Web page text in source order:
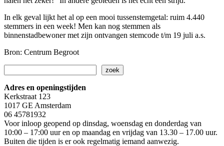
In elk geval lijkt het al op een mooi tussenstemgetal: ruim 4.440
stemmers in een week! Men kan nog stemmen als
binnenstadbewoner met zijn ontvangen stemcode t/m 19 juli a.s.
Bron: Centrum Begroot
zoek
Adres en openingstijden
Kerkstraat 123
1017 GE Amsterdam
06 45781932
Voor inloop geopend op dinsdag, woensdag en donderdag van
10:00 – 17:00 uur en op maandag en vrijdag van 13.30 – 17.00 uur.
Buiten die tijden is er ook regelmatig iemand aanwezig.